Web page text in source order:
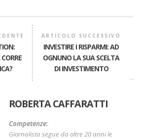
ARTICOLO SUCCESSIVO
INVESTIRE I RISPARMI: AD
OGNUNO LA SUA SCELTA
DI INVESTIMENTO
ROBERTA CAFFARATTI
Competenze:
Giornalista segue da oltre 20 anni le